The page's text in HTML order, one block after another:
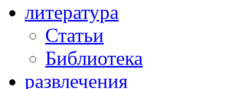
литература
Статьи
Библиотека
развлечения